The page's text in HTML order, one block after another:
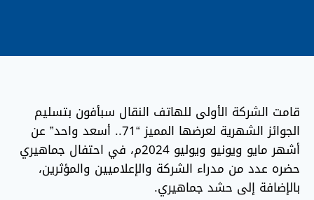
قامت الشركة الأولى للهاتف النقال سبأفون بتسليم
الجوائز الشهرية لعرضها المميز “71.. أسعد واحد” عن
أشهر مايو ويونيو ويوليو 2024م، في احتفال جماهيري
حضره عدد من مدراء الشركة والإعلاميين والمؤثرين،
بالإضافة إلى حشد جماهيري.